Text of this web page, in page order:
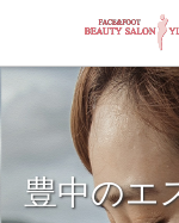
豊中のエ